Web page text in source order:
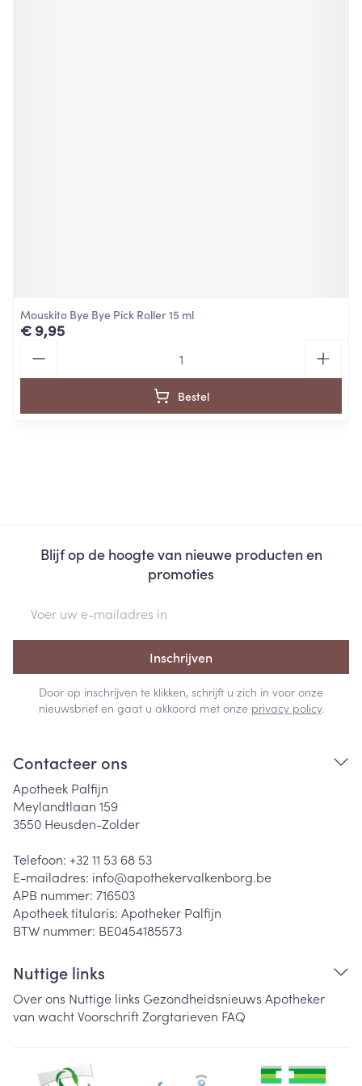
Mouskito Bye Bye Pick Roller 15 ml
€ 9,95
Bestel
Blijf op de hoogte van nieuwe producten en
promoties
Inschrijven
Door op inschrijven te klikken, schrijft u zich in voor onze
nieuwsbrief en gaat u akkoord met onze privacy policy.
Contacteer ons
Apotheek Palfijn
Meylandtlaan 159
3550 Heusden-Zolder
Telefoon: +32 11 53 68 53
E-mailadres: info@apothekervalkenborg.be
APB nummer: 716503
Apotheek titularis: Apotheker Palfijn
BTW nummer: BE0454185573
Nuttige links
Over ons Nuttige links Gezondheidsnieuws Apotheker
van wachtVoorschriftZorgtarieven FAQ